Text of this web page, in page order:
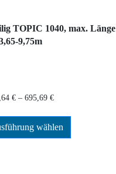
TOPIC 1040, max. Länge
9,75m
€ –695,69€
wählen